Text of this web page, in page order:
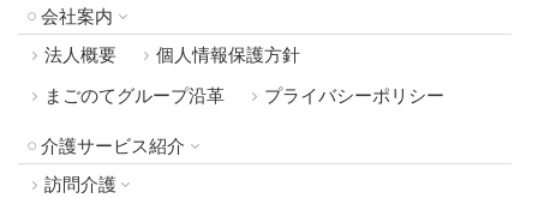
会社案内
法人概要
個人情報保護方針
まごのてグループ沿革
プライバシーポリシー
介護サービス紹介
訪問介護